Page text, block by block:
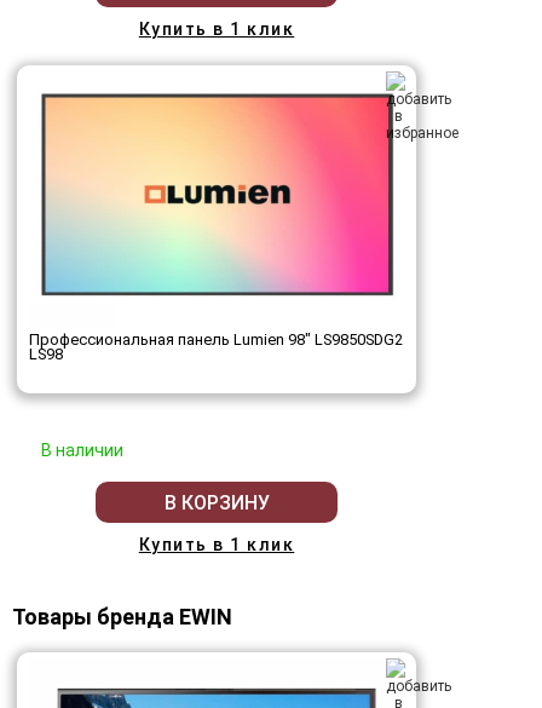
Купить в 1 клик
Профессиональная панель Lumien 98" LS9850SDG2
LS98
В наличии
В КОРЗИНУ
Купить в 1 клик
Товары бренда EWIN